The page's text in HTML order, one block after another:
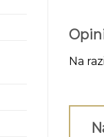
Na